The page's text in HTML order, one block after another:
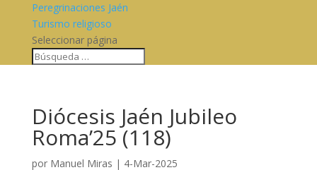
Peregrinaciones Jaén
Turismo religioso
Seleccionar página
Diócesis Jaén Jubileo
Roma’25 (118)
por Manuel Miras | 4-Mar-2025